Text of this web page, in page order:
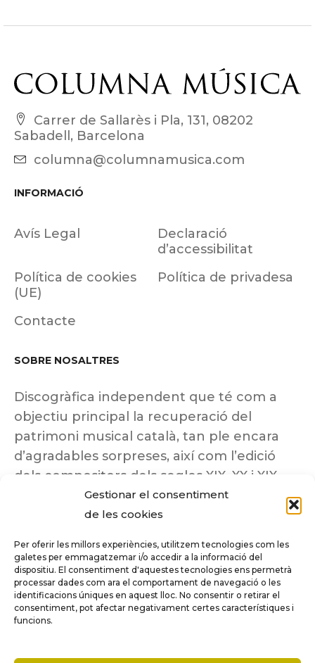
Gestionar el consentiment
de les cookies
Per oferir les millors experiències, utilitzem tecnologies com les
galetes per emmagatzemar i/o accedir a la informació del
dispositiu. El consentiment d'aquestes tecnologies ens permetrà
processar dades com ara el comportament de navegació o les
identificacions úniques en aquest lloc. No consentir o retirar el
consentiment, pot afectar negativament certes característiques i
funcions.
Carrer de Sallarès i Pla, 131, 08202
Sabadell, Barcelona
columna@columnamusica.com
INFORMACIÓ
Avís Legal
Declaració
d’accessibilitat
Política de cookies
(UE)
Política de privadesa
Contacte
SOBRE NOSALTRES
Discogràfica independent que té com a
objectiu principal la recuperació del
patrimoni musical català, tan ple encara
d’agradables sorpreses, així com l’edició
dels compositors dels segles XIX, XX i XIX
insuficientment coneguts.
Tots els drets reservats a ©Columna
Música.